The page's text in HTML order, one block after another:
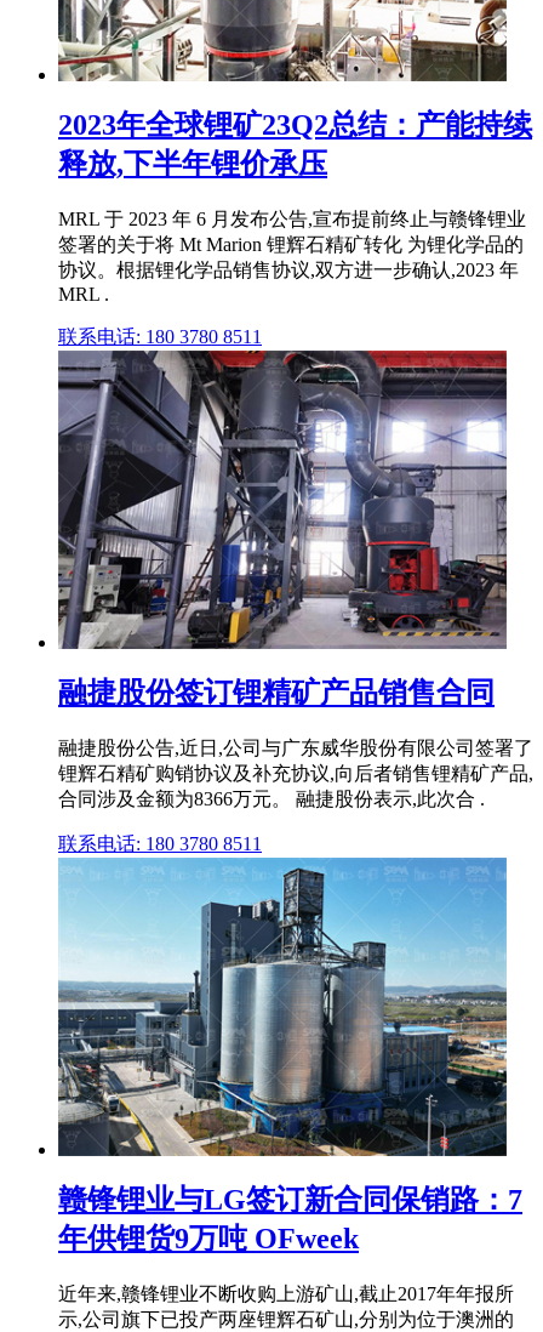
2023年全球锂矿23Q2总结：产能持续
释放,下半年锂价承压
MRL 于 2023 年 6 月发布公告,宣布提前终止与赣锋锂业
签署的关于将 Mt Marion 锂辉石精矿转化 为锂化学品的
协议。根据锂化学品销售协议,双方进一步确认,2023 年
MRL .
联系电话: 180 3780 8511
融捷股份签订锂精矿产品销售合同
融捷股份公告,近日,公司与广东威华股份有限公司签署了
锂辉石精矿购销协议及补充协议,向后者销售锂精矿产品,
合同涉及金额为8366万元。 融捷股份表示,此次合 .
联系电话: 180 3780 8511
赣锋锂业与LG签订新合同保销路：7
年供锂货9万吨 OFweek
近年来,赣锋锂业不断收购上游矿山,截止2017年年报所
示,公司旗下已投产两座锂辉石矿山,分别为位于澳洲的